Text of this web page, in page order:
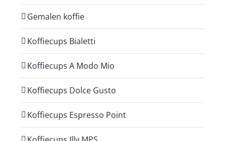
Gemalen koffie
Koffiecups Bialetti
Koffiecups A Modo Mio
Koffiecups Dolce Gusto
Koffiecups Espresso Point